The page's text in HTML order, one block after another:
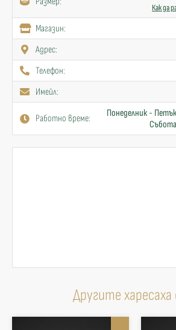
Как да
Mагазин:
Адрес:
Телефон:
Имейл:
Работно време:
Понеделник -
Другите